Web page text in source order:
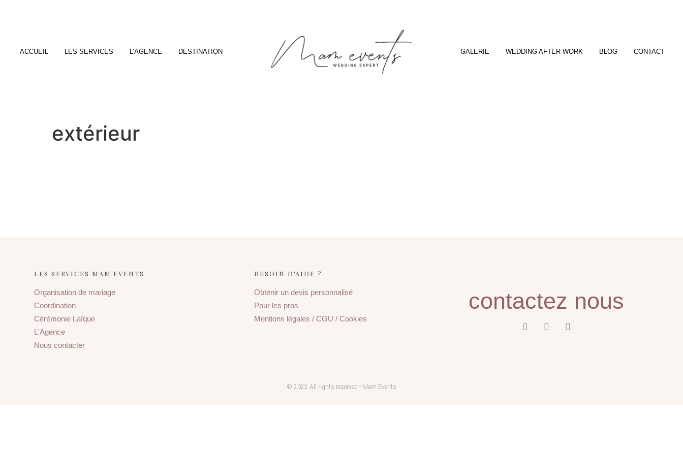
ACCUEIL LES SERVICES L’AGENCE DESTINATION GALERIE WEDDING AFTER-WORK BLOG CONTACT
extérieur
LES SERVICES MAM EVENTS
Organisation de mariage
Coordination
Cérémonie Laïque
L'Agence
Nous contacter
BESOIN D'AIDE ?
Obtenir un devis personnalisé
Pour les pros
Mentions légales / CGU / Cookies
contactez nous
© 2022 All rights reserved - Mam Events